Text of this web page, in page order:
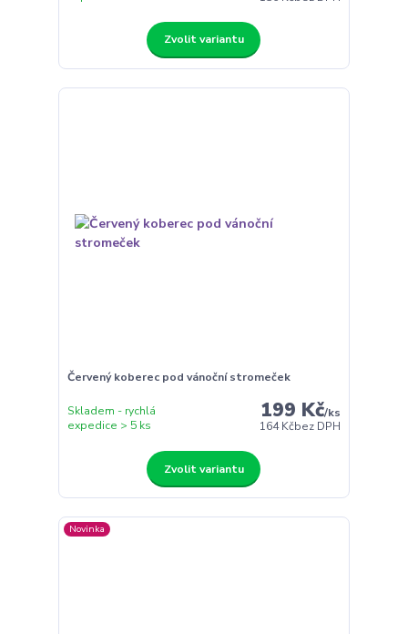
Zvolit variantu
Červený koberec pod vánoční stromeček
199 Kč/ks
164 Kčbez DPH
Skladem - rychlá
expedice > 5 ks
Zvolit variantu
Novinka